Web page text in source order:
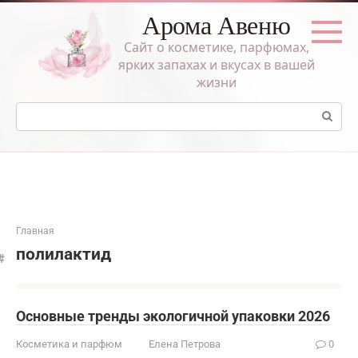
Перейти
Арома Авеню
Сайт о косметике, парфюмах,
ярких запахах и вкусах в вашей
жизни
Поиск:
Главная
полилактид
Основные тренды экологичной упаковки 2026
Косметика и парфюм Елена Петрова 0